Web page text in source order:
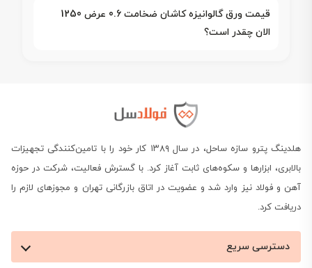
قیمت ورق گالوانیزه کاشان ضخامت 0.6 عرض 1250
الان چقدر است؟
هلدینگ پترو سازه ساحل، در سال ۱۳۸۹ کار خود را با تامین‌کنندگی تجهیزات
بالابری، ابزارها و سکوه‌های ثابت آغاز کرد. با گسترش فعالیت، شرکت در حوزه
آهن و فولاد نیز وارد شد و عضویت در اتاق بازرگانی تهران و مجوزهای لازم را
دریافت کرد.
دسترسی سریع